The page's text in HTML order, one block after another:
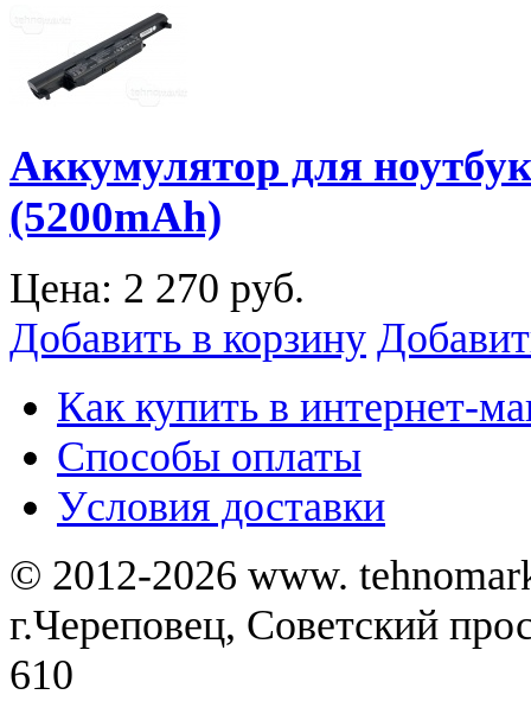
Аккумулятор для
(5200mAh)
Цена: 2 270 руб.
Добавить в корзину
Как купить в интернет-
Способы оплаты
Уcловия доставки
© 2012-2026 www.
г.Череповец, Советский
610